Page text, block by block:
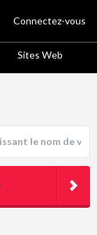
Sites Web
Connectez-vous